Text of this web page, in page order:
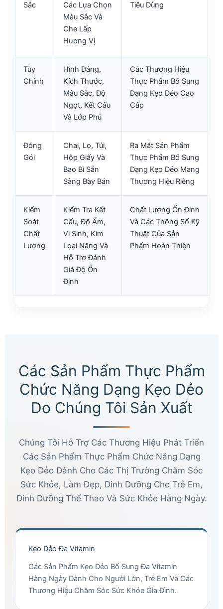
Sắc
Các Lựa Chọn
Màu Sắc Và
Che Lấp
Hương Vị
Tiêu Dùng
Tùy
Chỉnh
Hình Dáng,
Kích Thước,
Màu Sắc, Độ
Ngọt, Kết Cấu
Và Lớp Phủ
Các Thương Hiệu
Thực Phẩm Bổ Sung
Dạng Kẹo Dẻo Cao
Cấp
Đóng
Gói
Chai, Lọ, Túi,
Hộp Giấy Và
Bao Bì Sẵn
Sàng Bày Bán
Ra Mắt Sản Phẩm
Thực Phẩm Bổ Sung
Dạng Kẹo Dẻo Mang
Thương Hiệu Riêng
Kiểm
Soát
Chất
Lượng
Kiểm Tra Kết
Cấu, Độ Ẩm,
Vi Sinh, Kim
Loại Nặng Và
Hỗ Trợ Đánh
Giá Độ Ổn
Định
Chất Lượng Ổn Định
Và Các Thông Số Kỹ
Thuật Của Sản
Phẩm Hoàn Thiện
Các Sản Phẩm Thực Phẩm
Chức Năng Dạng Kẹo Dẻo
Do Chúng Tôi Sản Xuất
Chúng Tôi Hỗ Trợ Các Thương Hiệu Phát Triển
Các Sản Phẩm Thực Phẩm Chức Năng Dạng
Kẹo Dẻo Dành Cho Các Thị Trường Chăm Sóc
Sức Khỏe, Làm Đẹp, Dinh Dưỡng Cho Trẻ Em,
Dinh Dưỡng Thể Thao Và Sức Khỏe Hàng Ngày.
Kẹo Dẻo Đa Vitamin
Các Sản Phẩm Kẹo Dẻo Bổ Sung Đa Vitamin
Hàng Ngày Dành Cho Người Lớn, Trẻ Em Và Các
Thương Hiệu Chăm Sóc Sức Khỏe Gia Đình.